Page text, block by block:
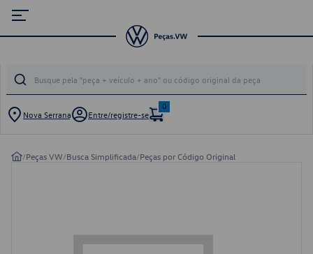
Nova Serrana Entre/registre-se
0
/Peças VW/Busca Simplificada/Peças por Código Original